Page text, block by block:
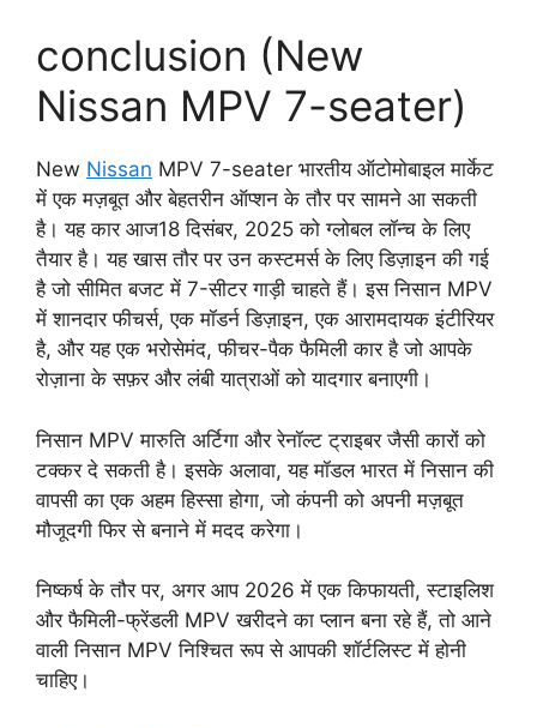
conclusion (New
Nissan MPV 7-seater)
New Nissan MPV 7-seater भारतीय ऑटोमोबाइल मार्केट
में एक मज़बूत और बेहतरीन ऑप्शन के तौर पर सामने आ सकती
है। यह कार आज18 दिसंबर, 2025 को ग्लोबल लॉन्च के लिए
तैयार है। यह खास तौर पर उन कस्टमर्स के लिए डिज़ाइन की गई
है जो सीमित बजट में 7-सीटर गाड़ी चाहते हैं। इस निसान MPV
में शानदार फीचर्स, एक मॉडर्न डिज़ाइन, एक आरामदायक इंटीरियर
है, और यह एक भरोसेमंद, फीचर-पैक फैमिली कार है जो आपके
रोज़ाना के सफ़र और लंबी यात्राओं को यादगार बनाएगी।
निसान MPV मारुति अर्टिगा और रेनॉल्ट ट्राइबर जैसी कारों को
टक्कर दे सकती है। इसके अलावा, यह मॉडल भारत में निसान की
वापसी का एक अहम हिस्सा होगा, जो कंपनी को अपनी मज़बूत
मौजूदगी फिर से बनाने में मदद करेगा।
निष्कर्ष के तौर पर, अगर आप 2026 में एक किफायती, स्टाइलिश
और फैमिली-फ्रेंडली MPV खरीदने का प्लान बना रहे हैं, तो आने
वाली निसान MPV निश्चित रूप से आपकी शॉर्टलिस्ट में होनी
चाहिए।